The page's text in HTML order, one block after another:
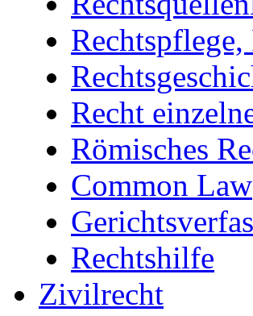
Recht
Römisches
Common Law
Rechtshilfe
Zivilrecht